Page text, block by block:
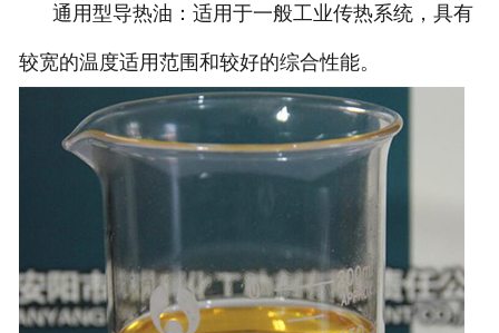
通用型导热油：适用于一般工业传热系统，具有
较宽的温度适用范围和较好的综合性能。